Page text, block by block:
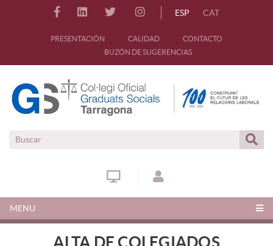
ESP CAT
PRESENTACIÓN CALIDAD
CONTACTO
BUZÓN DE SUGERENCIAS
MENU
ALTA DE COLEGIADOS